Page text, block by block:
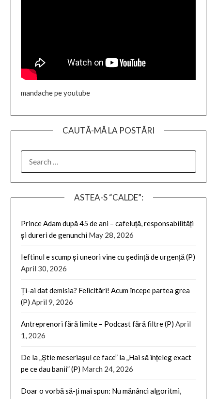
mandache pe youtube
CAUTĂ-MĂ LA POSTĂRI
FOR:
ASTEA-S “CALDE”:
Prince Adam după 45 de ani – cafeluță, responsabilități
și dureri de genunchi May 28, 2026
Ieftinul e scump și uneori vine cu ședință de urgență (P)
April 30, 2026
Ți-ai dat demisia? Felicitări! Acum începe partea grea
(P) April 9, 2026
Antreprenori fără limite – Podcast fără filtre (P) April
1, 2026
De la „Știe meseriașul ce face” la „Hai să înțeleg exact
pe ce dau banii” (P) March 24, 2026
Doar o vorbă să-ți mai spun: Nu mănânci algoritmi,